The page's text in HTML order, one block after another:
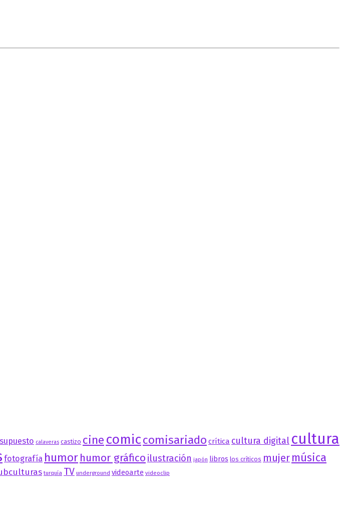
calaveras castizo cine comiccomisariado crítica cultura digital cultura
fotografía humor humor gráfico ilustración japón libros los críticos mujer música
turquía TV underground videoarte videoclip